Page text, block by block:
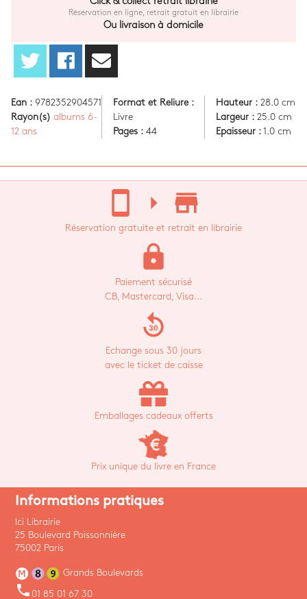
Réservation en ligne, retrait gratuit en librairie
Ou livraison à domicile
Ean : 9782352904571
Rayon(s) albums 6-
12 ans
Format et Reliure :
Livre
Pages : 44
Hauteur :28.0 cm
Largeur :25.0 cm
Epaisseur :1.0 cm
stay_current_portrait arrow_right store_mall_directory
Réservation gratuite et retrait en librairie
lock
Paiement sécurisé
CB, Mastercard, Visa...
replay_30
Echange sous 30 jours
avec le ticket de caisse
Emballages cadeaux offerts
Prix unique du livre en France
Informations pratiques
Ici Librairie
25 Boulevard Poissonnière
75002 Paris
Grands Boulevards
phone 01 85 01 67 30